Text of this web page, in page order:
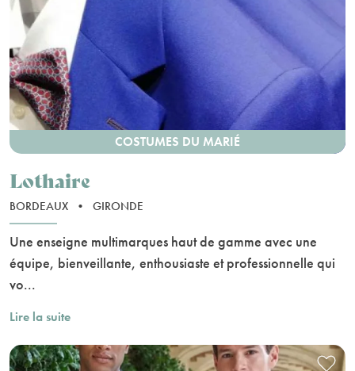
COSTUMES DU MARIÉ
Lothaire
BORDEAUX • GIRONDE
Une enseigne multimarques haut de gamme avec une
équipe, bienveillante, enthousiaste et professionnelle qui
vo...
Lire la suite